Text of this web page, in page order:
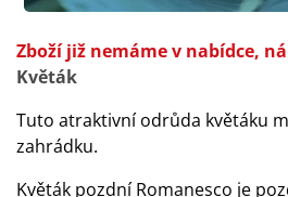
Zboží již nemáme v nabídce,
Květák
Tuto atraktivní odrůda květáku
zahrádku.
Květák pozdní Romanesco je